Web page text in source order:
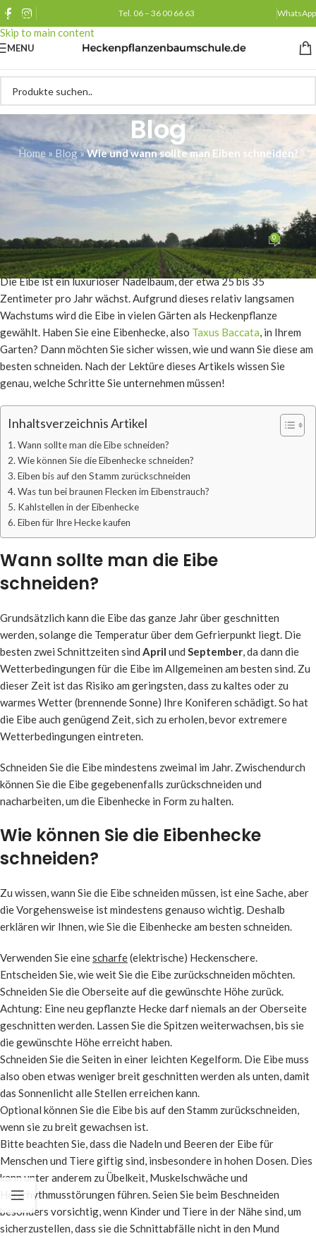
Skip to navigation
Skip to main content
Tel. 06 – 36 00 66 63 WhatsApp
MENU
Blog
Home » Blog»Wie und wann sollte man Eiben schneiden?
Wie und wann sollte man Eiben
schneiden?
Heckenpflanzenbaumschule.deAm 27/01/2026 0
Die Eibe ist ein luxuriöser Nadelbaum, der etwa 25 bis 35
Zentimeter pro Jahr wächst. Aufgrund dieses relativ langsamen
Wachstums wird die Eibe in vielen Gärten als Heckenpflanze
gewählt. Haben Sie eine Eibenhecke, also Taxus Baccata, in Ihrem
Garten? Dann möchten Sie sicher wissen, wie und wann Sie diese am
besten schneiden. Nach der Lektüre dieses Artikels wissen Sie
genau, welche Schritte Sie unternehmen müssen!
Inhaltsverzeichnis Artikel
Wann sollte man die Eibe schneiden?
Wie können Sie die Eibenhecke schneiden?
Eiben bis auf den Stamm zurückschneiden
Was tun bei braunen Flecken im Eibenstrauch?
Kahlstellen in der Eibenhecke
Eiben für Ihre Hecke kaufen
Wann sollte man die Eibe
schneiden?
Grundsätzlich kann die Eibe das ganze Jahr über geschnitten
werden, solange die Temperatur über dem Gefrierpunkt liegt. Die
besten zwei Schnittzeiten sind April und September, da dann die
Wetterbedingungen für die Eibe im Allgemeinen am besten sind. Zu
dieser Zeit ist das Risiko am geringsten, dass zu kaltes oder zu
warmes Wetter (brennende Sonne) Ihre Koniferen schädigt. So hat
die Eibe auch genügend Zeit, sich zu erholen, bevor extremere
Wetterbedingungen eintreten.
Schneiden Sie die Eibe mindestens zweimal im Jahr. Zwischendurch
können Sie die Eibe gegebenenfalls zurückschneiden und
nacharbeiten, um die Eibenhecke in Form zu halten.
Wie können Sie die Eibenhecke
schneiden?
Zu wissen, wann Sie die Eibe schneiden müssen, ist eine Sache, aber
die Vorgehensweise ist mindestens genauso wichtig. Deshalb
erklären wir Ihnen, wie Sie die Eibenhecke am besten schneiden.
Verwenden Sie einescharfe(elektrische) Heckenschere.
Entscheiden Sie, wie weit Sie die Eibe zurückschneiden möchten.
Schneiden Sie die Oberseite auf die gewünschte Höhe zurück.
Achtung: Eine neu gepflanzte Hecke darf niemals an der Oberseite
geschnitten werden. Lassen Sie die Spitzen weiterwachsen, bis sie
die gewünschte Höhe erreicht haben.
Schneiden Sie die Seiten in einer leichten Kegelform. Die Eibe muss
also oben etwas weniger breit geschnitten werden als unten, damit
das Sonnenlicht alle Stellen erreichen kann.
Optional können Sie die Eibe bis auf den Stamm zurückschneiden,
wenn sie zu breit gewachsen ist.
Bitte beachten Sie, dass die Nadeln und Beeren der Eibe für
Menschen und Tiere giftig sind, insbesondere in hohen Dosen. Dies
kann unter anderem zu Übelkeit, Muskelschwäche und
Herzrhythmusstörungen führen. Seien Sie beim Beschneiden
besonders vorsichtig, wenn Kinder und Tiere in der Nähe sind, um
sicherzustellen, dass sie die Schnittabfälle nicht in den Mund